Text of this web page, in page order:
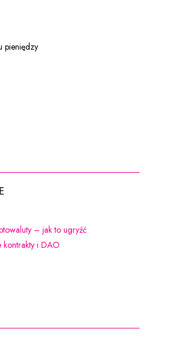
pieniędzy
otwarty w nowym oknie
– jak to ugryźć
kontrakty i DAO
link zostanie otwarty w nowym oknie
link zostanie otwarty w nowym oknie